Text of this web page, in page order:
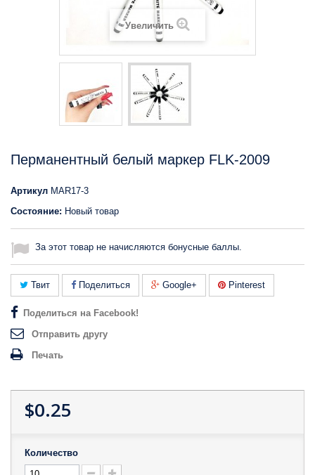
Увеличить
Перманентный белый маркер FLK-2009
Артикул MAR17-3
Состояние: Новый товар
За этот товар не начисляются бонусные баллы.
Твит Поделиться Google+ Pinterest
Поделиться на Facebook!
Отправить другу
Печать
$0.25
Количество